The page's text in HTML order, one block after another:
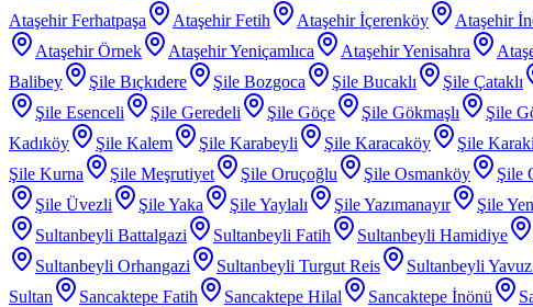
Ataşehir Ferhatpaşa
Ataşehir Fetih Ataşehir İçerenköy Ataşehir
Ataşehir Örnek
Ataşehir Yeniçamlıca Ataşehir Yenisahra
Balibey
Şile Bıçkıdere Şile Bozgoca Şile Bucaklı Şile Çataklı
Şile Esenceli
Şile Geredeli Şile Göçe Şile Gökmaşlı Şile
Kadıköy
Şile Kalem Şile Karabeyli Şile Karacaköy Şile
Şile Kurna
Şile Meşrutiyet Şile Oruçoğlu Şile Osmanköy Şile
Şile Üvezli
Şile Yaka Şile Yaylalı Şile Yazımanayır Şile
Sultanbeyli Battalgazi
Sultanbeyli Fatih Sultanbeyli Hamidiye
Sultanbeyli Orhangazi
Sultanbeyli Turgut Reis Sultanbeyli
Sultan
Sancaktepe Fatih Sancaktepe Hilal Sancaktepe İnönü